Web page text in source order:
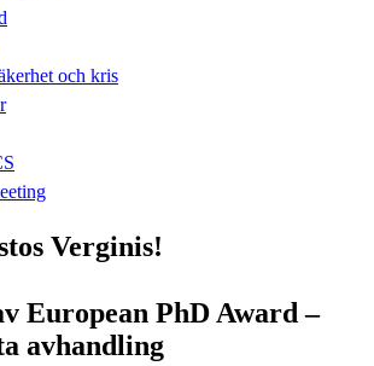
och kris
Verginis!
European PhD Award –
avhandling